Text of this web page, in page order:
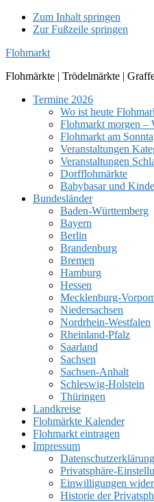
Zum Inhalt springen
Zur Fußzeile springen
Flohmarkt
Flohmärkte | Trödelmärkte |
Termine 2026
Wo ist heute
Flohmarkt morgen –
Flohmarkt am
Veranstaltungen
Veranstaltungen
Dorfflohmärkte
Babybasar und
Bundesländer
Baden-Württemberg
Bayern
Berlin
Brandenburg
Bremen
Hamburg
Hessen
Mecklenburg-
Niedersachsen
Nordrhein-Westfalen
Rheinland-Pfalz
Saarland
Sachsen
Sachsen-Anhalt
Schleswig-Holstein
Thüringen
Landkreise
Flohmärkte Kalender
Flohmarkt eintragen
Impressum
Datenschutzerklärung
Privatsphäre-
Einwilligungen
Historie der